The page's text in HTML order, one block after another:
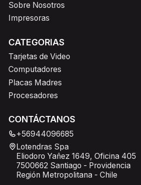
Sobre Nosotros
Impresoras
CATEGORIAS
Tarjetas de Video
Computadores
Placas Madres
Procesadores
CONTÁCTANOS
+56944096685
Lotendras Spa
Eliodoro Yañez 1649, Oficina 405
7500662 Santiago - Providencia
Región Metropolitana - Chile